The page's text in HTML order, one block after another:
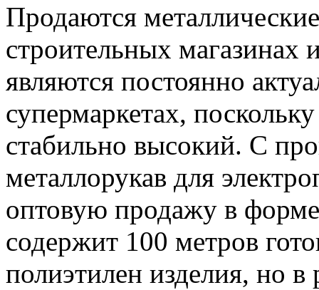
Продаются
строительных магазинах
являются постоянно
супермаркетах,
стабильно высокий. С
металлорукав для
оптовую продажу в
содержит 100 метров
полиэтилен изделия, но